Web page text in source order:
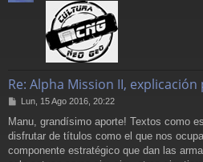
Re: Alpha Mission II,
M
n
s
a
Lun, 15 Ago 2016, 20:22
Manu, grandísimo aporte! Textos como
disfrutar de títulos como el que nos
componente estratégico que dan las